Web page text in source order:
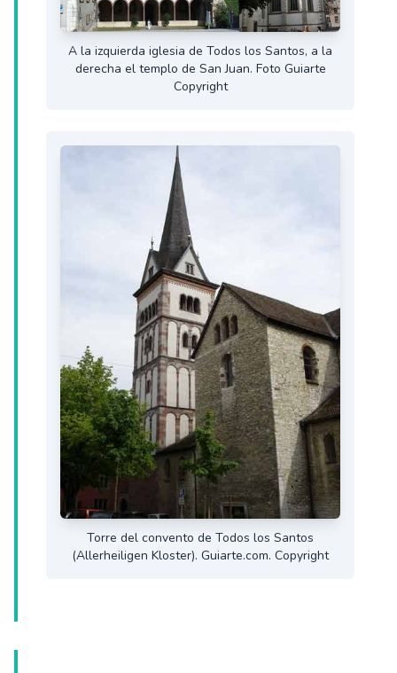
A la izquierda iglesia de Todos los Santos, a la
derecha el templo de San Juan. Foto Guiarte
Copyright
Torre del convento de Todos los Santos
(Allerheiligen Kloster). Guiarte.com. Copyright